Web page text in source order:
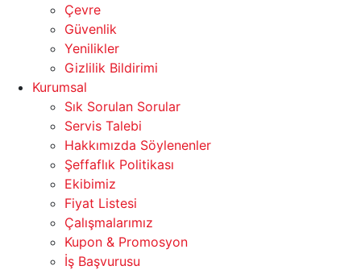
Çevre
Güvenlik
Yenilikler
Gizlilik Bildirimi
Kurumsal
Sık Sorulan Sorular
Servis Talebi
Hakkımızda Söylenenler
Şeffaflık Politikası
Ekibimiz
Fiyat Listesi
Çalışmalarımız
Kupon & Promosyon
İş Başvurusu